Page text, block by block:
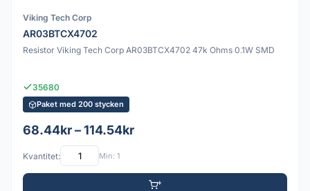
Viking Tech Corp
AR03BTCX4702
Resistor Viking Tech Corp AR03BTCX4702 47k Ohms 0.1W SMD
35680
Paket med 200 stycken
68.44kr – 114.54kr
Kvantitet: Min: 1